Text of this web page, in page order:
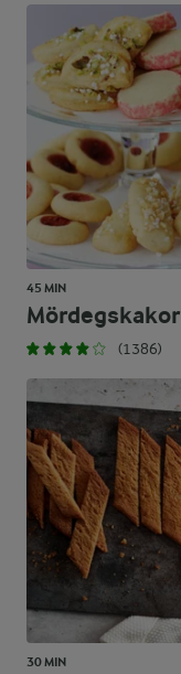
45 MIN
Mördegskakor
(1386)
30 MIN